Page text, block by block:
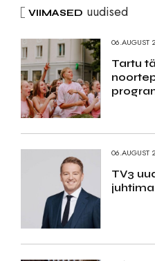
VIIMASED uudised
06.AUGUST
Tartu
06.AUGUST
TV3